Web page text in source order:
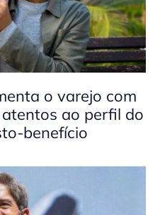
o varejo com
ao perfil do
benefício